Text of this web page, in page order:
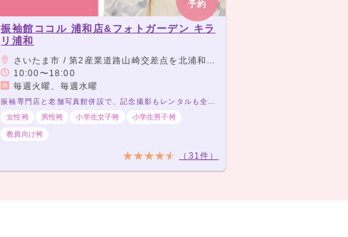
予約
振袖館ココル 浦和店&フォトガーデン キラ
リ浦和
さいたま市 / 第2産業道路山崎交差点を北浦和方向に右折、木崎信号を右折300m先右側、JR「与野駅」東口より西高通りを直進1.7km左側
10:00〜18:00
毎週火曜、毎週水曜
女性袴
男性袴 小学生女子袴 小学生男子袴
教員向け袴
（31件）